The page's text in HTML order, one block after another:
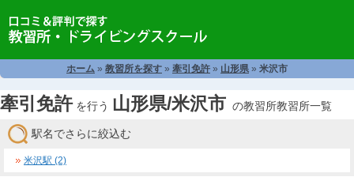
ホーム » 教習所を探す » 牽引免許 » 山形県 » 米沢市
牽引免許を行う 山形県/米沢市 の教習所教習所一覧
駅名でさらに絞込む
米沢駅 (2)